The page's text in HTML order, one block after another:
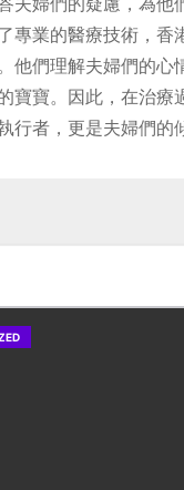
專業的醫療技術，香
他們理解夫婦們的心
寶寶。因此，在治療
行者，更是夫婦們的